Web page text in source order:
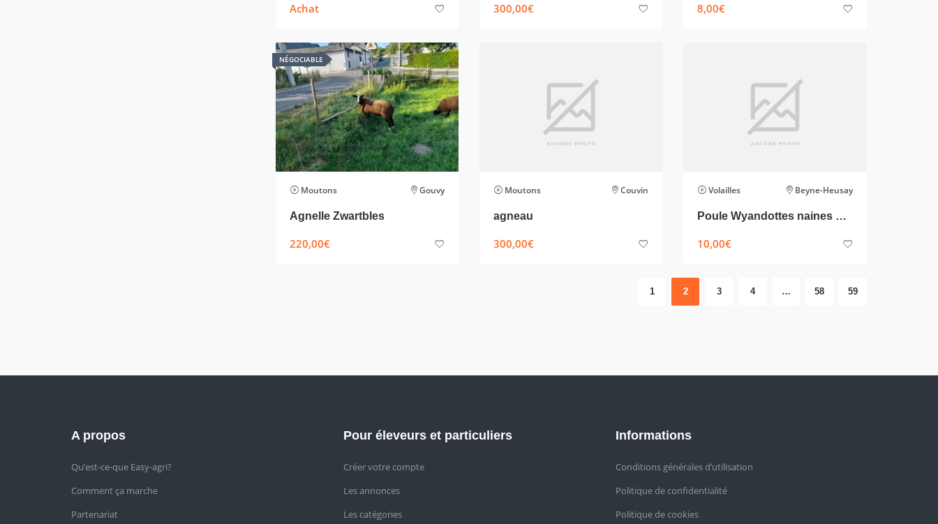
Achat 300,00€ 8,00€
NÉGOCIABLE
Moutons Gouvy
Agnelle Zwartbles
220,00€
Moutons Couvin
agneau
300,00€
Volailles Beyne-Heusay
Poule Wyandottes naines argentée à liserai noir
10,00€
1 2 3 4 … 58 59
A propos
Qu’est-ce-que Easy-agri?
Comment ça marche
Partenariat
Pour éleveurs et particuliers
Créer votre compte
Les annonces
Les catégories
Informations
Conditions générales d’utilisation
Politique de confidentialité
Politique de cookies